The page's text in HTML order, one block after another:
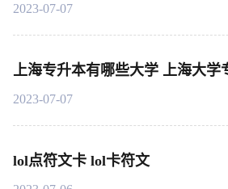
2023-07-07
上海专升本有哪些大学 上海大学
2023-07-07
lol点符文卡 lol卡符文